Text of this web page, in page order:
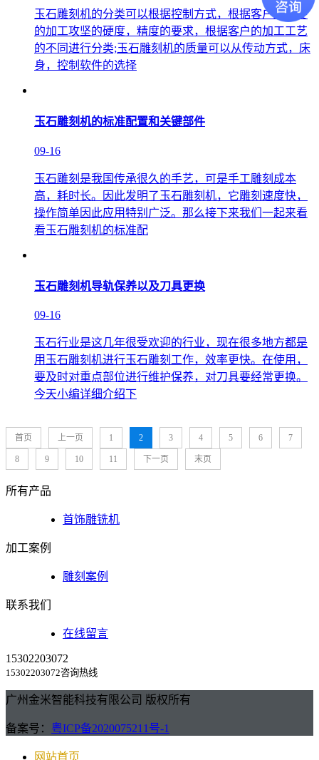
玉石雕刻机的分类可以根据控制方式，根据客户所需要
的加工攻坚的硬度，精度的要求，根据客户的加工工艺
的不同进行分类;玉石雕刻机的质量可以从传动方式，床
身，控制软件的选择
玉石雕刻机的标准配置和关键部件
09-16
玉石雕刻是我国传承很久的手艺，可是手工雕刻成本
高，耗时长。因此发明了玉石雕刻机，它雕刻速度快，
操作简单因此应用特别广泛。那么接下来我们一起来看
看玉石雕刻机的标准配
玉石雕刻机导轨保养以及刀具更换
09-16
玉石行业是这几年很受欢迎的行业，现在很多地方都是
用玉石雕刻机进行玉石雕刻工作，效率更快。在使用，
要及时对重点部位进行维护保养，对刀具要经常更换。
今天小编详细介绍下
首页 上一页 1 2 3 4 5 6 7
8 9 10 11 下一页 末页
所有产品
首饰雕铣机
加工案例
雕刻案例
联系我们
在线留言
15302203072
15302203072咨询热线
广州金米智能科技有限公司 版权所有
备案号： 粤ICP备2020075211号-1
网站首页